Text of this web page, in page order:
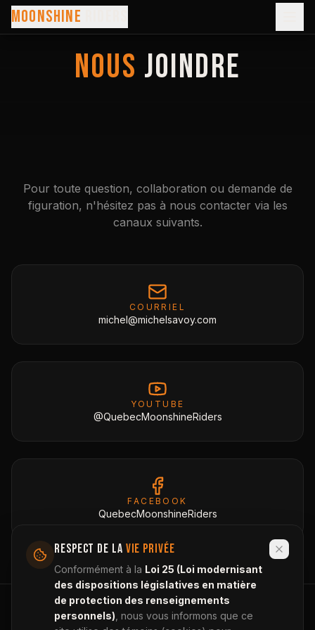
MOONSHINE
NOUS JOINDRE
Pour toute question, collaboration ou demande de
figuration, n'hésitez pas à nous contacter via les
canaux suivants.
COURRIEL
michel@michelsavoy.com
YOUTUBE
@QuebecMoonshineRiders
FACEBOOK
QuebecMoonshineRiders
RESPECT DE LA VIE PRIVÉE
Conformément à la Loi 25 (Loi modernisant
des dispositions législatives en matière
de protection des renseignements
personnels) , nous vous informons que ce